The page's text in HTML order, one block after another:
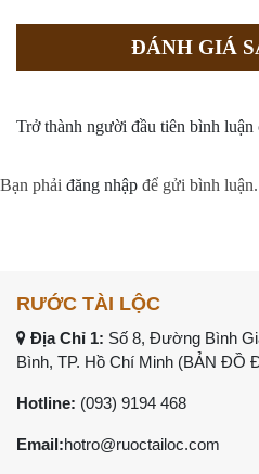
ĐÁNH GIÁ
Trở thành người đầu tiên bình luận
Bạn phải đăng nhập để gửi bình luận.
RƯỚC TÀI LỘC
Địa Chỉ 1: Số 8, Đường Bình
Bình, TP. Hồ Chí Minh (BẢN ĐỒ
Hotline: (093) 9194 468
Email:hotro@ruoctailoc.com